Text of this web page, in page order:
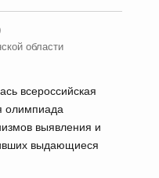
области
всероссийская
олимпиада
выявления и
выдающиеся